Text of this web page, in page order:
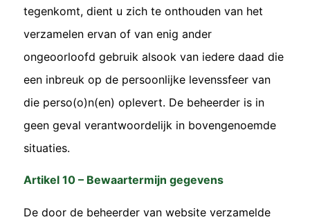
tegenkomt, dient u zich te onthouden van het
verzamelen ervan of van enig ander
ongeoorloofd gebruik alsook van iedere daad die
een inbreuk op de persoonlijke levenssfeer van
die perso(o)n(en) oplevert. De beheerder is in
geen geval verantwoordelijk in bovengenoemde
situaties.
Artikel 10 – Bewaartermijn gegevens
De door de beheerder van website verzamelde